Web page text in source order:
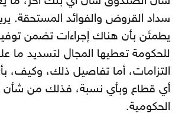
سداد القروض والفوائد المستحقة.
يطمئن بأن هناك إجراءات تضمن
للحكومة تعطيها المجال لتسديد ما
التزامات، أما تفاصيل ذلك،
أي قطاع وبأي نسبة، فذلك من شأن
الحكومية.